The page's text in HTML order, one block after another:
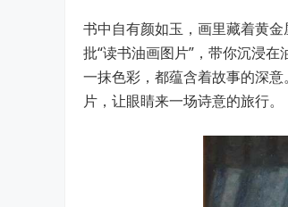
书中自有颜如玉，画里藏着黄
批“读书油画图片”，带你沉浸
一抹色彩，都蕴含着故事的深
片，让眼睛来一场诗意的旅行。